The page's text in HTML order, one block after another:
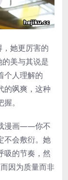
她更厉害的
的美与其说是
个人理解的
的飒爽，这种
。
漫画——你不
不会敷衍。她
吸的节奏，然
因为质量而非